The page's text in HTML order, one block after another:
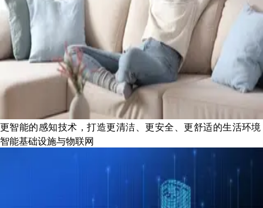
更智能的感知技术，打造更清洁、更安全、更舒适的生活环境
智能基础设施与物联网